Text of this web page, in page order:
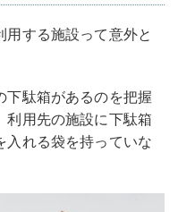
する施設って意外と
下駄箱があるのを把握
利用先の施設に下駄箱
入れる袋を持っていな